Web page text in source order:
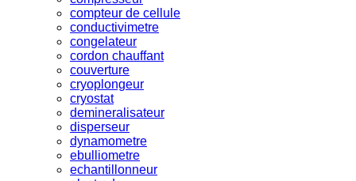
compteur de cellule
conductivimetre
congelateur
cordon chauffant
couverture
cryoplongeur
cryostat
demineralisateur
disperseur
dynamometre
ebulliometre
echantillonneur